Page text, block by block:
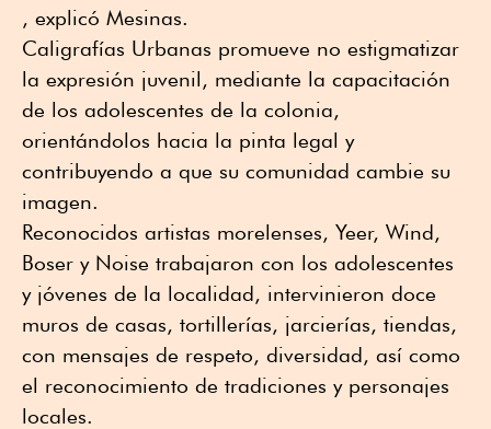
, explicó Mesinas.
Caligrafías Urbanas promueve no estigmatizar
la expresión juvenil, mediante la capacitación
de los adolescentes de la colonia,
orientándolos hacia la pinta legal y
contribuyendo a que su comunidad cambie su
imagen.
Reconocidos artistas morelenses, Yeer, Wind,
Boser y Noise trabajaron con los adolescentes
y jóvenes de la localidad, intervinieron doce
muros de casas, tortillerías, jarcierías, tiendas,
con mensajes de respeto, diversidad, así como
el reconocimiento de tradiciones y personajes
locales.